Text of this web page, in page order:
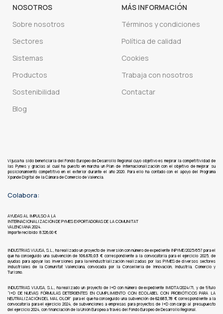
NOSOTROS
Sobre nosotros
Sectores
Sistemas
Productos
Sostenibilidad
Blog
MÁS INFORMACIÓN
Términos y condiciones
Política de calidad
Cookies
Trabaja con nosotros
Contactar
Vijusa ha sido beneficiaria del Fondo Europeo de Desarrollo Regional cuyo objetivo es mejorar la competitividad de
las Pymes y gracias al cual ha puesto en marcha un Plan de Internacionalización con el objetivo de mejorar su
posicionamiento competitivo en el exterior durante el año 2020. Para ello ha contado con el apoyo del Programa
Xpande Digital de la Cámara de Comercio de Valencia.
Colabora:
AYUDAS AL IMPULSO A LA
INTERNACIONALIZACIÓN DE PYMES EXPORTADORAS DE LA COMUNITAT
VALENCIANA 2024.
Importe recibido: 8.326,00 €
INDUSTRIAS VIJUSA, S.L.,ha realizado un proyecto de inversión con número de expediente INPYME/2025/657 para el
que ha conseguido una subvención de 106.670,03 € correspondiente a la convocatoria para el ejercicio 2025, de
ayudas para apoyar las inversiones para la reindustrialización realizadas por las PYMES de diversos sectores
industriales de la Comunitat Valenciana, convocada por la Conselleria de Innovación, Industria, Comercio y
Turismo.
INDUSTRIAS VIJUSA, S.L., ha realizado un proyecto de I+D con número de expediente IMIDTA/2024/71, y de título
“I+D DE NUEVAS FÓRMULAS DETERGENTES EN CUMPLIMIENTO CON ECOLABEL CON PROBIÓTICOS PARA LA
NEUTRALIZACIÓN DEL MAL OLOR” para el que ha conseguido una subvención de62.683,78 €correspondiente a la
convocatoria para el ejercicio 2024, de subvenciones a empresas para proyectos de I+D con cargo al presupuesto
del ejercicio 2024, con financiación de la Unión Europea a través del Fondo Europeo de Desarrollo Regional.